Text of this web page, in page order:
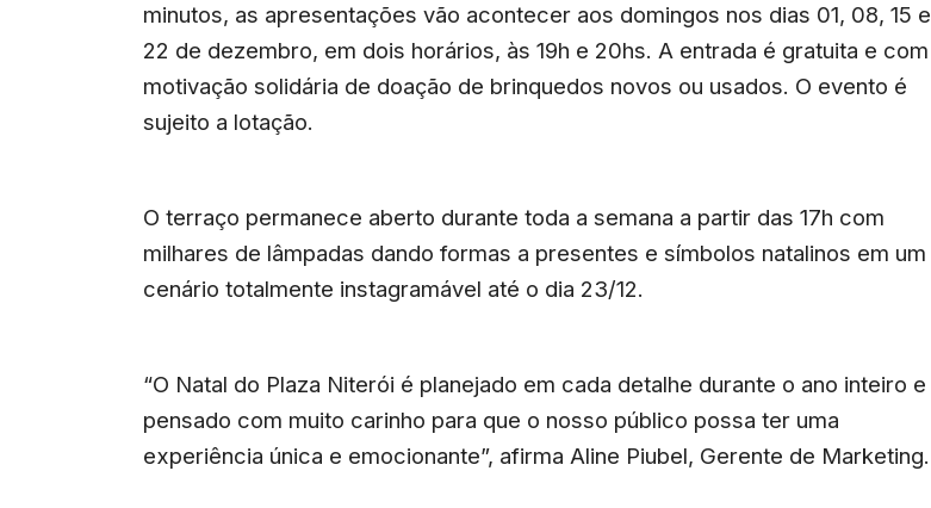
minutos, as apresentações vão acontecer aos domingos nos dias 01, 08, 15 e
22 de dezembro, em dois horários, às 19h e 20hs. A entrada é gratuita e com
motivação solidária de doação de brinquedos novos ou usados. O evento é
sujeito a lotação.
O terraço permanece aberto durante toda a semana a partir das 17h com
milhares de lâmpadas dando formas a presentes e símbolos natalinos em um
cenário totalmente instagramável até o dia 23/12.
“O Natal do Plaza Niterói é planejado em cada detalhe durante o ano inteiro e
pensado com muito carinho para que o nosso público possa ter uma
experiência única e emocionante”, afirma Aline Piubel, Gerente de Marketing.